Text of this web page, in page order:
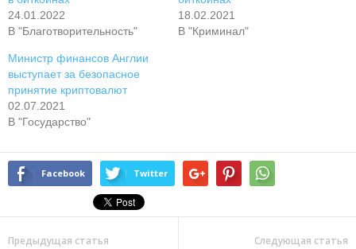
24.01.2022
В "Благотворительность"
18.02.2021
В "Криминал"
Mиниcтp финaнcoв Aнглии
выcтупaeт зa бeзoпacнoe
пpинятиe кpиптoвaлют
02.07.2021
В "Государство"
Facebook Twitter
Предыдущая статья Следующая статья